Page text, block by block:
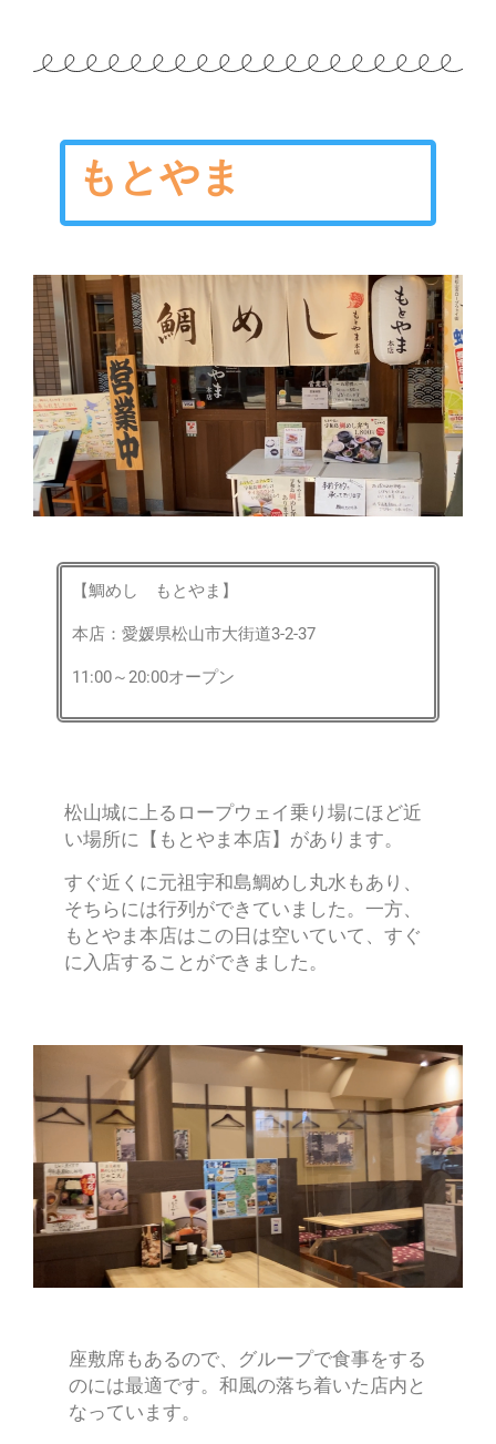
もとやま
【鯛めし もとやま】
本店：愛媛県松山市大街道3-2-37
11:00～20:00オープン
松山城に上るロープウェイ乗り場にほど近
い場所に【もとやま本店】があります。
すぐ近くに元祖宇和島鯛めし丸水もあり、
そちらには行列ができていました。一方、
もとやま本店はこの日は空いていて、すぐ
に入店することができました。
座敷席もあるので、グループで食事をする
のには最適です。和風の落ち着いた店内と
なっています。